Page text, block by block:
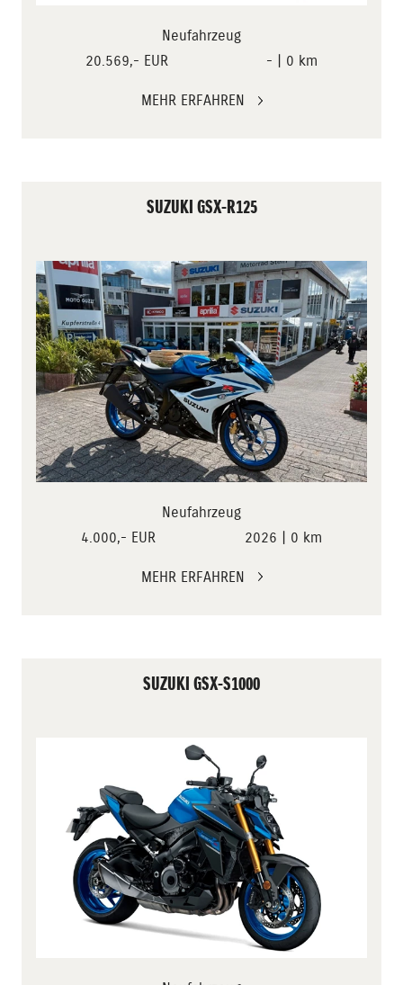
Neufahrzeug
20.569,- EUR
- | 0 km
MEHR ERFAHREN
SUZUKI GSX-R125
Neufahrzeug
4.000,- EUR
2026 | 0 km
MEHR ERFAHREN
SUZUKI GSX-S1000